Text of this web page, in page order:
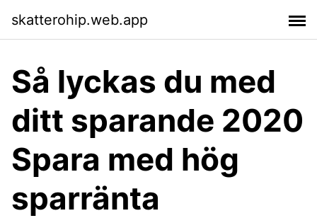
skatterohip.web.app
Så lyckas du med
ditt sparande 2020
Spara med hög
sparränta